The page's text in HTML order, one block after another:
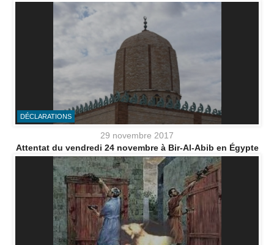
DÉCLARATIONS
29 novembre 2017
Attentat du vendredi 24 novembre à Bir-Al-Abib en Égypte